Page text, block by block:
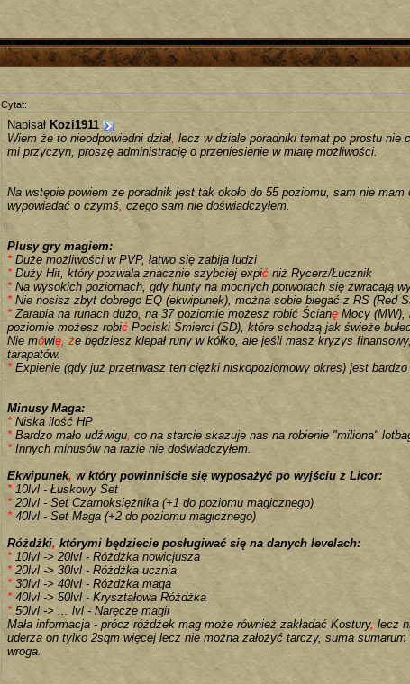
Cytat:
Napisał Kozi1911
Wiem że to nieodpowiedni dział, lecz w dziale poradniki temat po prostu nie
mi przyczyn, proszę administrację o przeniesienie w miarę możliwości.
Na wstępie powiem ze poradnik jest tak około do 55 poziomu, sam nie
wypowiadać o czymś, czego sam nie doświadczyłem.
Plusy gry magiem:
*Duże możliwości w PVP, łatwo się zabija ludzi
*Duży Hit, który pozwala znacznie szybciej expić niż Rycerz/Łucznik
*Na wysokich poziomach, gdy hunty na mocnych potworach się zwracają
*Nie nosisz zbyt dobrego EQ (ekwipunek), można sobie biegać z RS (Red
*Zarabia na runach dużo, na 37 poziomie możesz robić Ścianę Mocy (MW),
poziomie możesz robić Pociski Śmierci (SD), które schodzą jak świeże
Nie mówię, że będziesz klepał runy w kółko, ale jeśli masz kryzys
tarapatów.
*Expienie (gdy już przetrwasz ten ciężki niskopoziomowy okres) jest bardzo
Minusy Maga:
*Niska ilość HP
*Bardzo mało udźwigu, co na starcie skazuje nas na robienie "miliona"
*Innych minusów na razie nie doświadczyłem.
Ekwipunek, w który powinniście się wyposażyć po wyjściu z Licor:
*10lvl - Łuskowy Set
*20lvl - Set Czarnoksiężnika (+1 do poziomu magicznego)
*40lvl - Set Maga (+2 do poziomu magicznego)
Różdżki, którymi będziecie posługiwać się na danych levelach:
*10lvl -> 20lvl - Różdżka nowicjusza
*20lvl -> 30lvl - Różdżka ucznia
*30lvl -> 40lvl - Różdżka maga
*40lvl -> 50lvl - Kryształowa Różdżka
*50lvl -> ... lvl - Naręcze magii
Mała informacja - prócz różdżek mag może również zakładać Kostury, lecz
uderza on tylko 2sqm więcej lecz nie można założyć tarczy, suma
wroga.